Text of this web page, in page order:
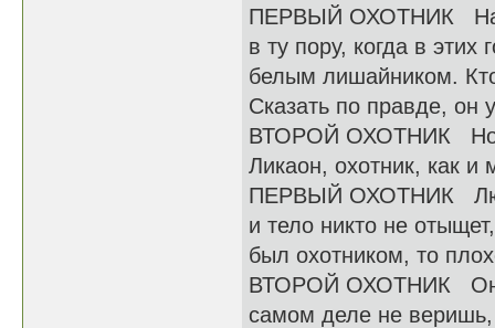
ПЕРВЫЙ ОХОТНИК
в ту пору, когда в
белым лишайником.
Сказать по правде,
ВТОРОЙ ОХОТНИК Но
Ликаон, охотник, как и
ПЕРВЫЙ ОХОТНИК
и тело никто не
был охотником, то
ВТОРОЙ ОХОТНИК Он
самом деле не